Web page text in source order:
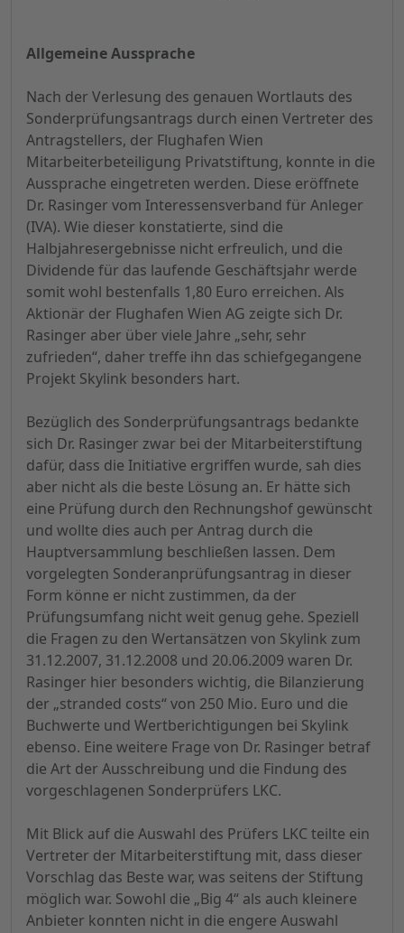
Allgemeine Aussprache
Nach der Verlesung des genauen Wortlauts des
Sonderprüfungsantrags durch einen Vertreter des
Antragstellers, der Flughafen Wien
Mitarbeiterbeteiligung Privatstiftung, konnte in die
Aussprache eingetreten werden. Diese eröffnete
Dr. Rasinger vom Interessensverband für Anleger
(IVA). Wie dieser konstatierte, sind die
Halbjahresergebnisse nicht erfreulich, und die
Dividende für das laufende Geschäftsjahr werde
somit wohl bestenfalls 1,80 Euro erreichen. Als
Aktionär der Flughafen Wien AG zeigte sich Dr.
Rasinger aber über viele Jahre „sehr, sehr
zufrieden“, daher treffe ihn das schiefgegangene
Projekt Skylink besonders hart.
Bezüglich des Sonderprüfungsantrags bedankte
sich Dr. Rasinger zwar bei der Mitarbeiterstiftung
dafür, dass die Initiative ergriffen wurde, sah dies
aber nicht als die beste Lösung an. Er hätte sich
eine Prüfung durch den Rechnungshof gewünscht
und wollte dies auch per Antrag durch die
Hauptversammlung beschließen lassen. Dem
vorgelegten Sonderanprüfungsantrag in dieser
Form könne er nicht zustimmen, da der
Prüfungsumfang nicht weit genug gehe. Speziell
die Fragen zu den Wertansätzen von Skylink zum
31.12.2007, 31.12.2008 und 20.06.2009 waren Dr.
Rasinger hier besonders wichtig, die Bilanzierung
der „stranded costs“ von 250 Mio. Euro und die
Buchwerte und Wertberichtigungen bei Skylink
ebenso. Eine weitere Frage von Dr. Rasinger betraf
die Art der Ausschreibung und die Findung des
vorgeschlagenen Sonderprüfers LKC.
Mit Blick auf die Auswahl des Prüfers LKC teilte ein
Vertreter der Mitarbeiterstiftung mit, dass dieser
Vorschlag das Beste war, was seitens der Stiftung
möglich war. Sowohl die „Big 4“ als auch kleinere
Anbieter konnten nicht in die engere Auswahl